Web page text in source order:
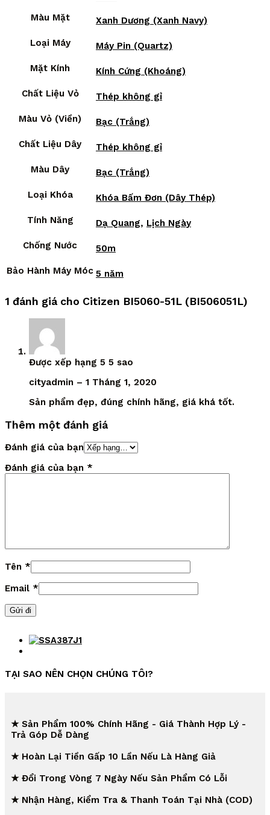
Màu Mặt Xanh Dương (Xanh Navy)
Loại Máy Máy Pin (Quartz)
Mặt Kính Kính Cứng (Khoáng)
Chất Liệu Vỏ Thép không gỉ
Màu Vỏ (Viền) Bạc (Trắng)
Chất Liệu Dây Thép không gỉ
Màu Dây Bạc (Trắng)
Loại Khóa Khóa Bấm Đơn (Dây Thép)
Tính Năng Dạ Quang, Lịch Ngày
Chống Nước 50m
Bảo Hành Máy Móc 5 năm
1 đánh giá cho Citizen BI5060-51L (BI506051L)
Được xếp hạng 5 5 sao
cityadmin – 1 Tháng 1, 2020
Sản phẩm đẹp, đúng chính hãng, giá khá tốt.
Thêm một đánh giá
Đánh giá của bạn
Đánh giá của bạn *
Tên *
Email *
TẠI SAO NÊN CHỌN CHÚNG TÔI?
★ Sản Phẩm 100% Chính Hãng - Giá Thành Hợp Lý -
Trả Góp Dễ Dàng
★ Hoàn Lại Tiền Gấp 10 Lần Nếu Là Hàng Giả
★ Đổi Trong Vòng 7 Ngày Nếu Sản Phẩm Có Lỗi
★ Nhận Hàng, Kiểm Tra & Thanh Toán Tại Nhà (COD)